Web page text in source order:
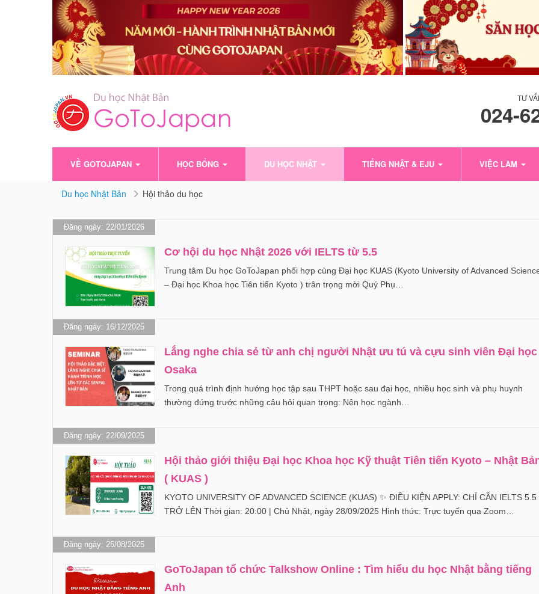
TƯ
024-
VỀ GOTOJAPAN HỌC BỔNG DU HỌC NHẬT TIẾNG NHẬT & EJU VIỆC LÀM
Du học Nhật Bản Hội thảo du học
Đăng ngày: 22/01/2026
Cơ hội du học Nhật 2026 với IELTS từ 5.5
Trung tâm Du học GoToJapan phối hợp cùng Đại học KUAS (Kyoto University of Advanced
– Đại học Khoa học Tiên tiến Kyoto ) trân trọng mời Quý Phụ…
Đăng ngày: 16/12/2025
Lắng nghe chia sẻ từ anh chị người Nhật ưu tú và cựu sinh viên Đại học
Osaka
Trong quá trình định hướng học tập sau THPT hoặc sau đại học, nhiều học sinh và phụ huynh
thường đứng trước những câu hỏi quan trọng: Nên học ngành…
Đăng ngày: 22/09/2025
Hội thảo giới thiệu Đại học Khoa học Kỹ thuật Tiên tiến Kyoto – Nhật
( KUAS )
KYOTO UNIVERSITY OF ADVANCED SCIENCE (KUAS) ✨ ĐIỀU KIỆN APPLY: CHỈ CẦN IELTS 5.5
TRỞ LÊN Thời gian: 20:00 | Chủ Nhật, ngày 28/09/2025 Hình thức: Trực tuyến qua Zoom…
Đăng ngày: 25/08/2025
GoToJapan tổ chức Talkshow Online : Tìm hiểu du học Nhật bằng tiếng
Anh